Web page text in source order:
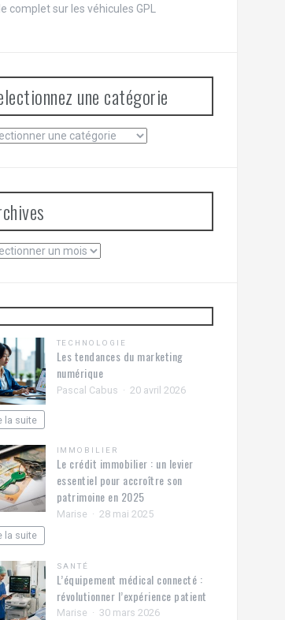
complet sur les véhicules GPL
une catégorie
TECHNOLOGIE
Les tendances du marketing
numérique
Pascal Cabus 20 avril 2026
la suite
IMMOBILIER
Le crédit immobilier : un levier
essentiel pour accroître son
patrimoine en 2025
Marise
28 mai 2025
la suite
SANTÉ
L’équipement médical connecté :
révolutionner l’expérience patient
Marise 30 mars 2026